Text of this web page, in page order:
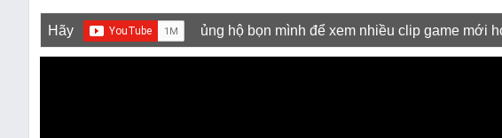
Hãy ủng hộ bọn mình để xem nhiều clip game mới